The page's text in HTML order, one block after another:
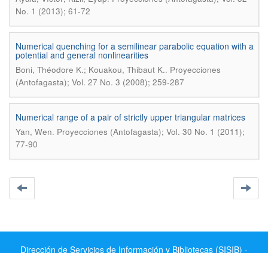
No. 1 (2013); 61-72
Numerical quenching for a semilinear parabolic equation with a
potential and general nonlinearities
Boni, Théodore K.; Kouakou, Thibaut K.. Proyecciones
(Antofagasta); Vol. 27 No. 3 (2008); 259-287
Numerical range of a pair of strictly upper triangular matrices
Yan, Wen. Proyecciones (Antofagasta); Vol. 30 No. 1 (2011);
77-90
Dirección de Servicios de Información y Bibliotecas (SISIB) -